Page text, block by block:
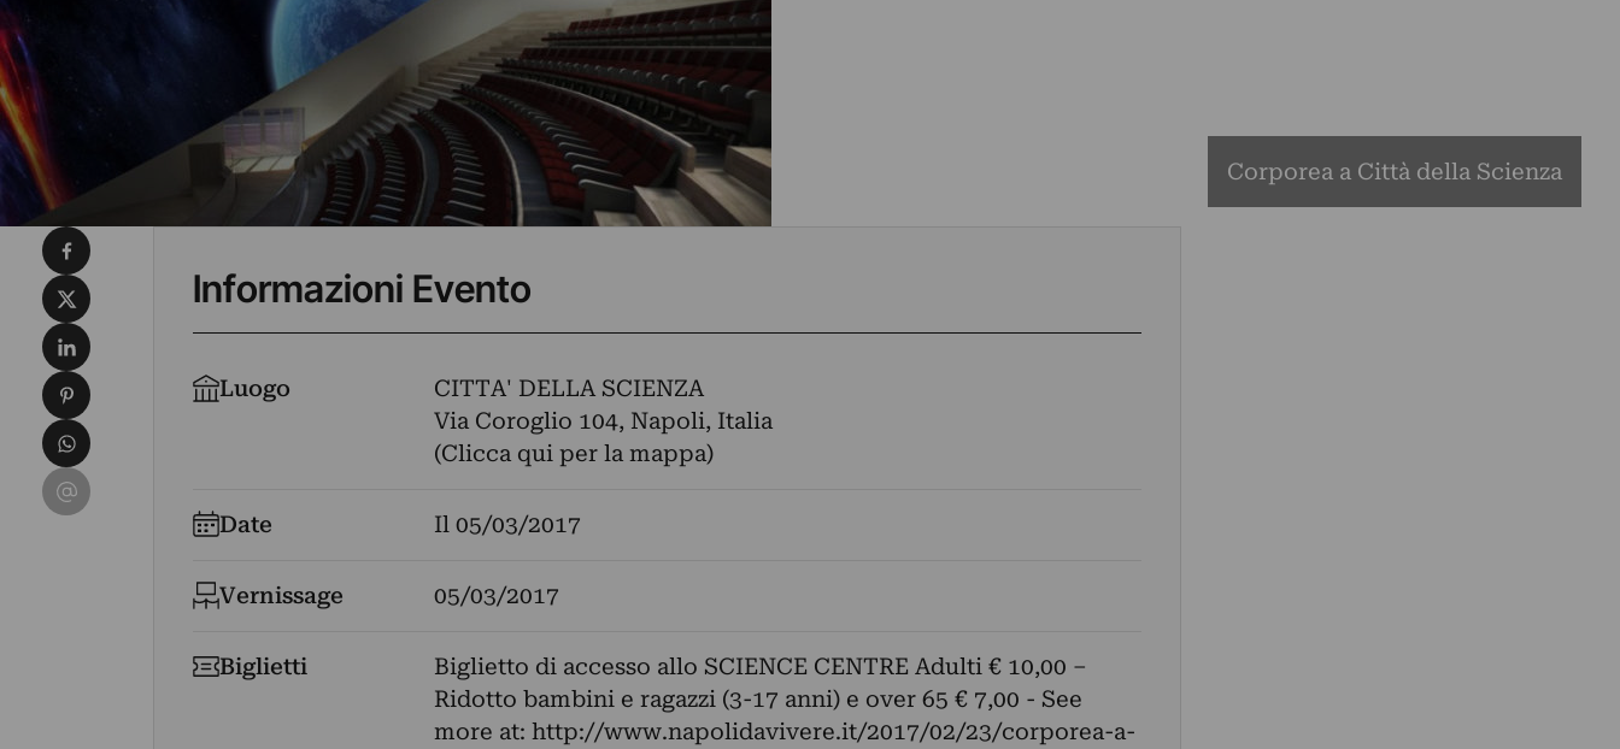
Corporea a Città della Scienza
Informazioni Evento
Luogo
CITTA' DELLA SCIENZA
Via Coroglio 104, Napoli, Italia
(Clicca qui per la mappa)
Date Il 05/03/2017
Vernissage 05/03/2017
Biglietti
Biglietto di accesso allo SCIENCE CENTRE Adulti € 10,00 –
Ridotto bambini e ragazzi (3-17 anni) e over 65 € 7,00 - See
more at: http://www.napolidavivere.it/2017/02/23/corporea-a-
Condividi su Facebook
Condividi su X
Condividi su LinkedIn
Condividi su Pinterest
Condividi su WhatsApp
Condividi su Email